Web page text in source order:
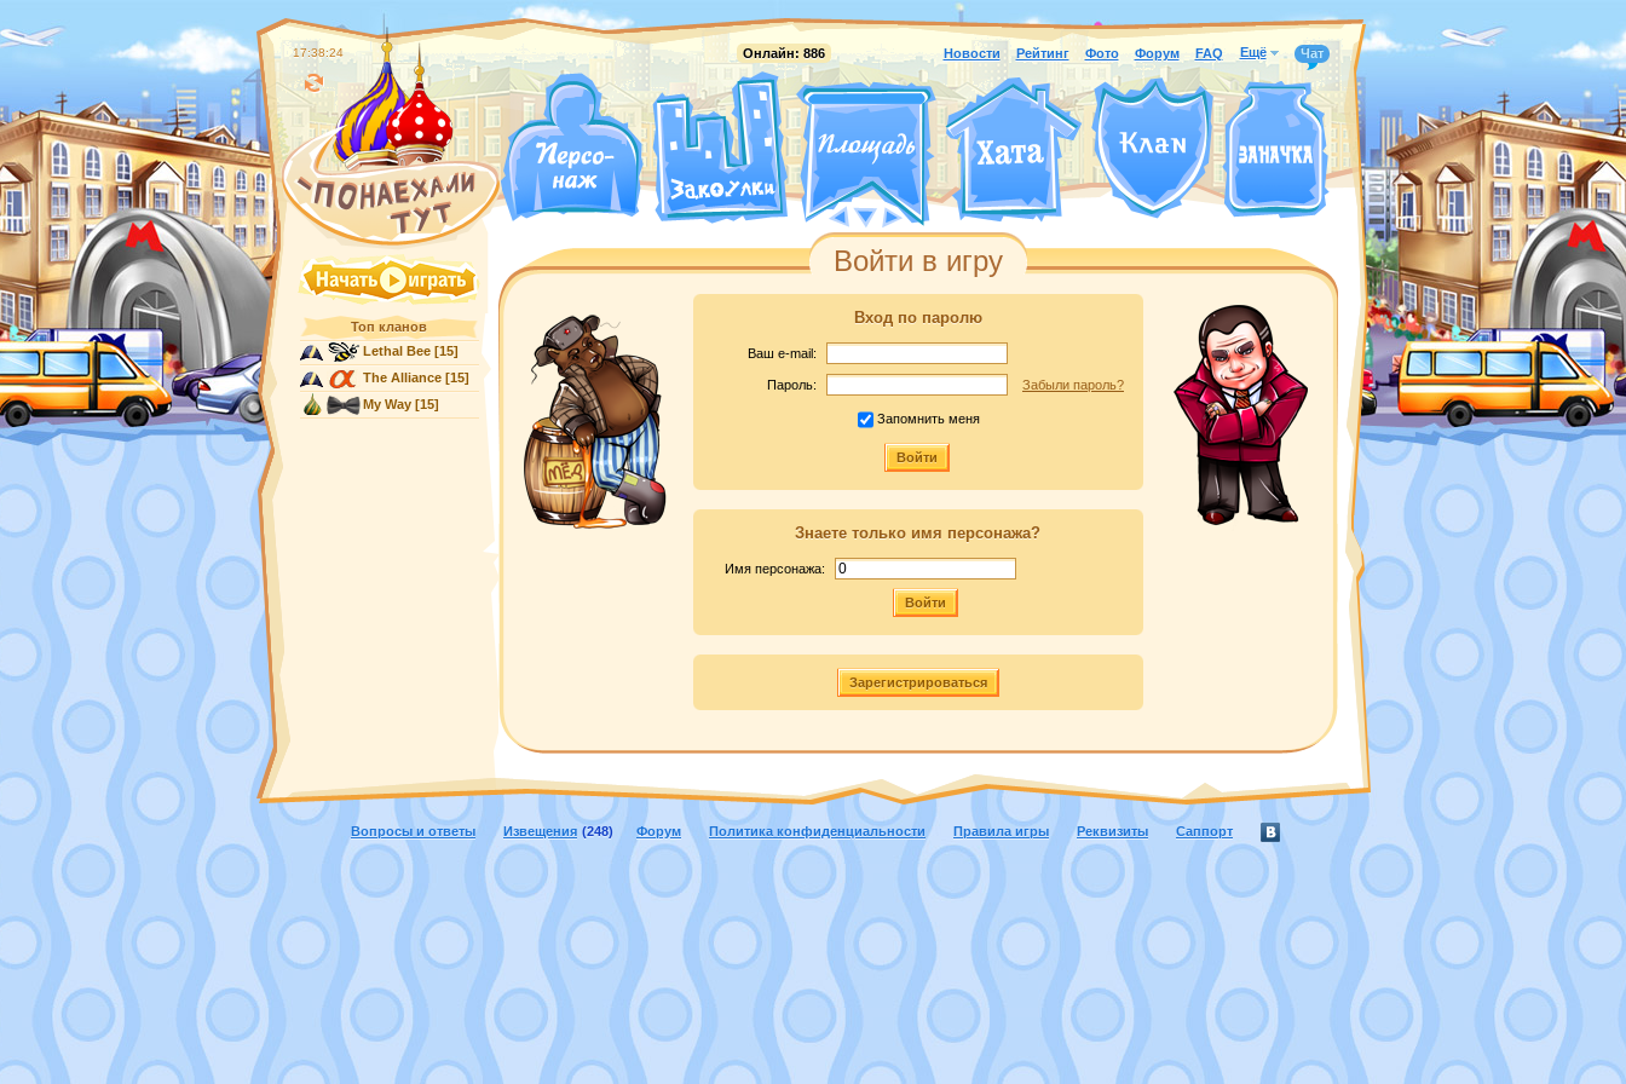
Онлайн: 886 Новости Рейтинг Фото Форум FAQ Ещё Чат
17:38:24
Топ кланов
Lethal Bee[15]
The Alliance[15]
My Way[15]
Войти в игру
Вход по паролю
Ваш e-mail:
Пароль: Забыли пароль?
Запомнить меня
Войти
Знаете только имя персонажа?
Имя персонажа:
Войти
Зарегистрироваться
Вопросы и ответы Извещения (248) Форум Политика конфиденциальности Правила игры Реквизиты Саппорт